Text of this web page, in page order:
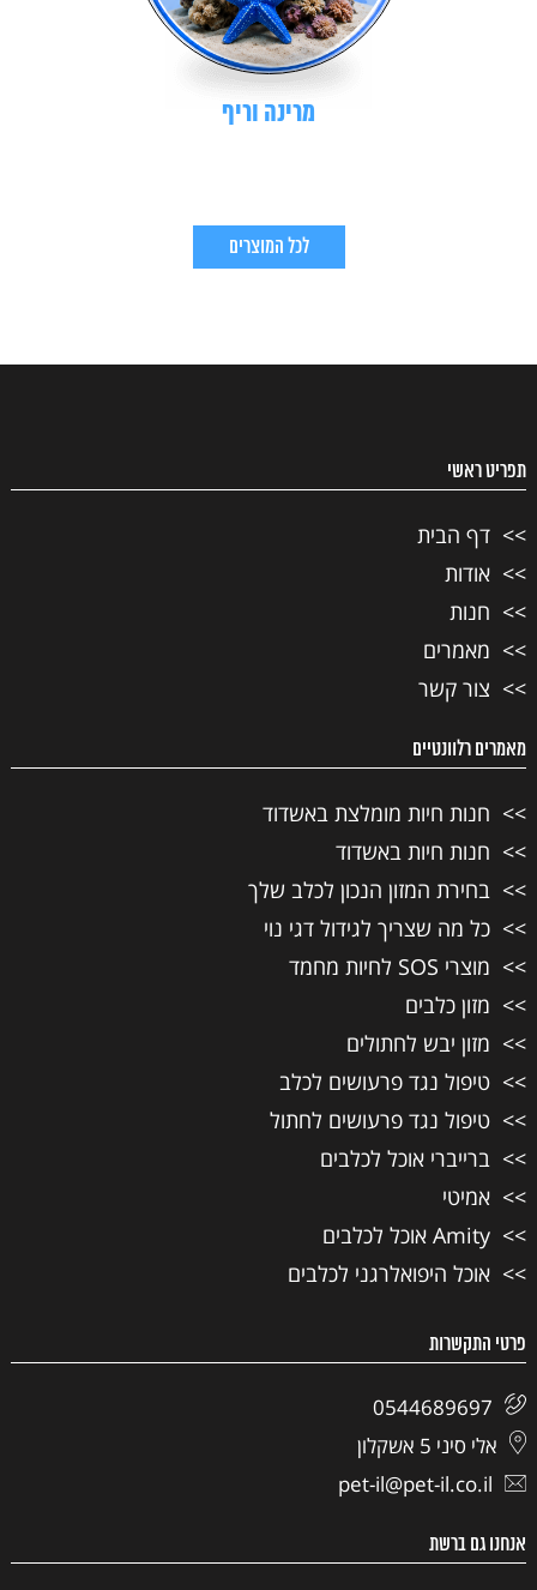
מרינה וריף
לכל המוצרים
תפריט ראשי
דף הבית
אודות
חנות
מאמרים
צור קשר
מאמרים רלוונטיים
חנות חיות מומלצת באשדוד
חנות חיות באשדוד
בחירת המזון הנכון לכלב שלך
כל מה שצריך לגידול דגי נוי
מוצרי SOS לחיות מחמד
מזון כלבים
מזון יבש לחתולים
טיפול נגד פרעושים לכלב
טיפול נגד פרעושים לחתול
ברייברי אוכל לכלבים
אמיטי
Amity אוכל לכלבים
אוכל היפואלרגני לכלבים
פרטי התקשרות
0544689697
אלי סיני 5 אשקלון
pet-il@pet-il.co.il
אנחנו גם ברשת